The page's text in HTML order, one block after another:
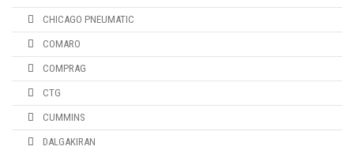
CHICAGO PNEUMATIC
COMARO
COMPRAG
CTG
CUMMINS
DALGAKIRAN